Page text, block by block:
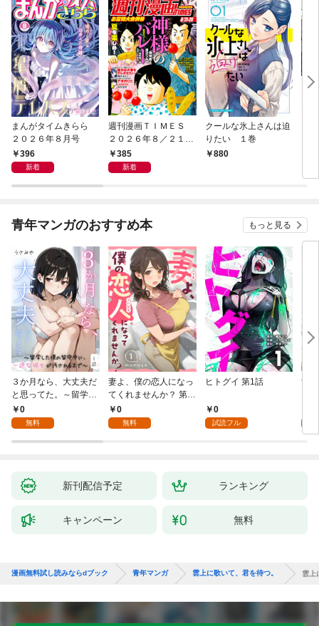
まんがタイムきらら
２０２６年８月号
396
新着
週刊漫画ＴＩＭＥＳ
２０２６年８／２１・
２８合併号
385
新着
クールな氷上さんは迫
りたい １巻
880
青年マンガのおすすめ本 もっと見る
３か月なら、大丈夫だ
と思ってた。～留学し
た僕の留守中に、一途
な彼女が汚されるまで
0
無料
妻よ、僕の恋人になっ
てくれませんか？ 第1
話0
無料
ヒトグイ 第1話
0
試読フル
世
新刊配信予定 ランキング
キャンペーン 無料
漫画無料試し読みならdブック 青年マンガ 雲上に歌いて、君を待つ。 雲上